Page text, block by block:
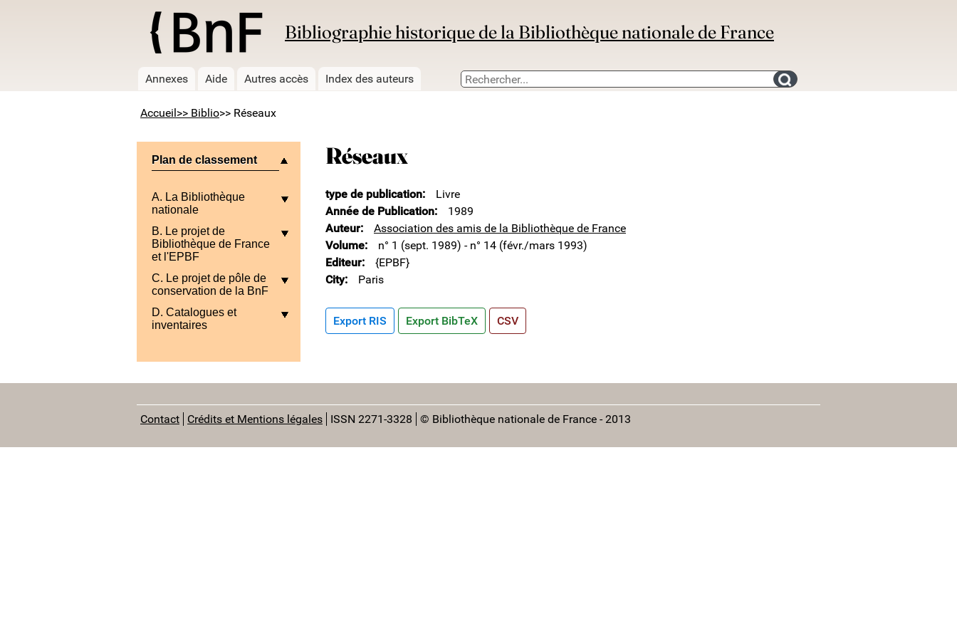
Bibliographie historique de la Bibliothèque nationale de France
Annexes Aide Autres accès Index des auteurs Search for an bibliography
Accueil >> Biblio>> Réseaux
Plan de classement
A. La Bibliothèque
nationale
B. Le projet de
Bibliothèque de France
et l'EPBF
C. Le projet de pôle de
conservation de la BnF
D. Catalogues et
inventaires
Réseaux
type de publication
Livre
Année de Publication
1989
Auteur
Association des amis de la Bibliothèque de France
Volume
n° 1 (sept. 1989) - n° 14 (févr./mars 1993)
Editeur
{EPBF}
City
Paris
Export RIS Export BibTeX CSV
Contact Crédits et Mentions légales ISSN 2271-3328 © Bibliothèque nationale de France - 2013